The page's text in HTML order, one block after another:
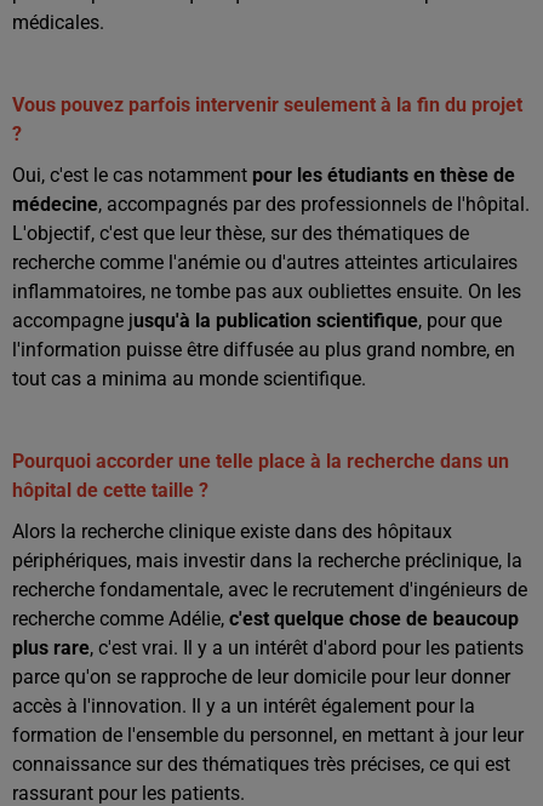
médicales.
Vous pouvez parfois intervenir seulement à la fin du projet
?
Oui, c'est le cas notamment pour les étudiants en thèse de
médecine, accompagnés par des professionnels de l'hôpital.
L'objectif, c'est que leur thèse, sur des thématiques de
recherche comme l'anémie ou d'autres atteintes articulaires
inflammatoires, ne tombe pas aux oubliettes ensuite. On les
accompagne jusqu'à la publication scientifique, pour que
l'information puisse être diffusée au plus grand nombre, en
tout cas a minima au monde scientifique.
Pourquoi accorder une telle place à la recherche dans un
hôpital de cette taille ?
Alors la recherche clinique existe dans des hôpitaux
périphériques, mais investir dans la recherche préclinique, la
recherche fondamentale, avec le recrutement d'ingénieurs de
recherche comme Adélie, c'est quelque chose de beaucoup
plus rare, c'est vrai. Il y a un intérêt d'abord pour les patients
parce qu'on se rapproche de leur domicile pour leur donner
accès à l'innovation. Il y a un intérêt également pour la
formation de l'ensemble du personnel, en mettant à jour leur
connaissance sur des thématiques très précises, ce qui est
rassurant pour les patients.